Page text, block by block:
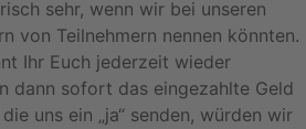
sehr, wenn wir bei unseren
von Teilnehmern nennen könnten.
Ihr Euch jederzeit wieder
dann sofort das eingezahlte Geld
uns ein „ja“ senden, würden wir